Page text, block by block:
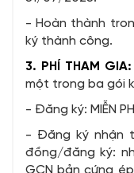
- Hoàn thành
ký thành công.
3. PHÍ THAM
một trong ba gói
- Đăng ký: MIỄN
- Đăng ký nhận
đồng/đăng ký: